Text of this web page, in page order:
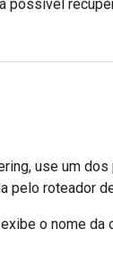
possível
use um
pelo roteador
exibe o nome da